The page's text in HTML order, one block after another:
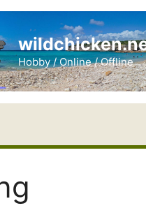
Hobby / Online / Offline